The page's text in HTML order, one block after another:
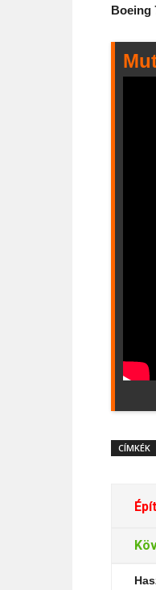
Boeing
CÍMKÉK